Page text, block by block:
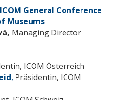
ICOM General Conference
Museums
Managing Director
ICOM Österreich
, Präsidentin, ICOM